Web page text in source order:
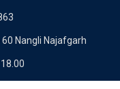
Nangli Najafgarh